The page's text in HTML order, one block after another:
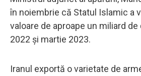
în noiembrie că Statul Islamic a
valoare de aproape un miliard
2022 și martie 2023.
Iranul exportă o varietate de